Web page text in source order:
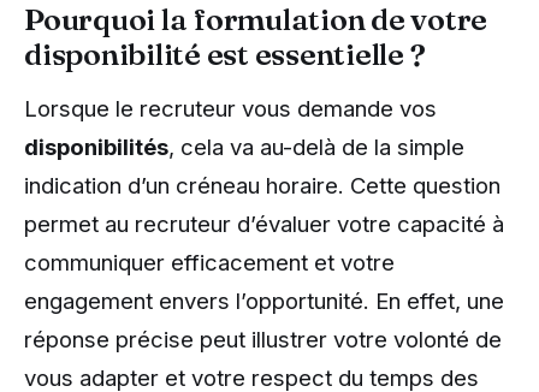
Pourquoi la formulation de votre
disponibilité est essentielle ?
Lorsque le recruteur vous demande vos
disponibilités, cela va au-delà de la simple
indication d’un créneau horaire. Cette question
permet au recruteur d’évaluer votre capacité à
communiquer efficacement et votre
engagement envers l’opportunité. En effet, une
réponse précise peut illustrer votre volonté de
vous adapter et votre respect du temps des